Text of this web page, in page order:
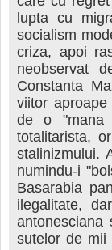
lupta cu
socialism
criza, apoi
neobservat
Constanta
viitor
de o "mana
totalitarista,
stalinizmului.
numindu-i
Basarabia
ilegalitate,
sutelor de mii